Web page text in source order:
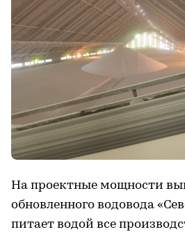
На проектные мощности
обновленного водовода
питает водой все